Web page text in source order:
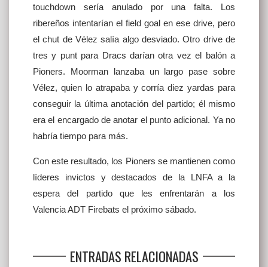
touchdown sería anulado por una falta. Los
ribereños intentarían el field goal en ese drive, pero
el chut de Vélez salía algo desviado. Otro drive de
tres y punt para Dracs darían otra vez el balón a
Pioners. Moorman lanzaba un largo pase sobre
Vélez, quien lo atrapaba y corría diez yardas para
conseguir la última anotación del partido; él mismo
era el encargado de anotar el punto adicional. Ya no
habría tiempo para más.
Con este resultado, los Pioners se mantienen como
líderes invictos y destacados de la LNFA a la
espera del partido que les enfrentarán a los
Valencia ADT Firebats el próximo sábado.
ENTRADAS RELACIONADAS